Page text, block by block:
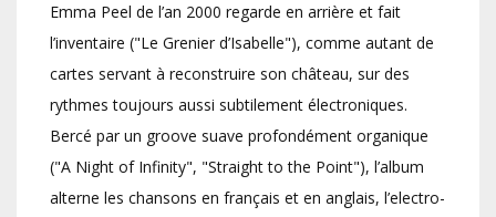
Emma Peel de l’an 2000 regarde en arrière et fait
l’inventaire ("Le Grenier d’Isabelle"), comme autant de
cartes servant à reconstruire son château, sur des
rythmes toujours aussi subtilement électroniques.
Bercé par un groove suave profondément organique
("A Night of Infinity", "Straight to the Point"), l’album
alterne les chansons en français et en anglais, l’electro-